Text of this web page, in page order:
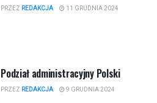
PRZEZ REDAKCJA 11 GRUDNIA 2024
Podział administracyjny Polski
PRZEZ REDAKCJA 9 GRUDNIA 2024